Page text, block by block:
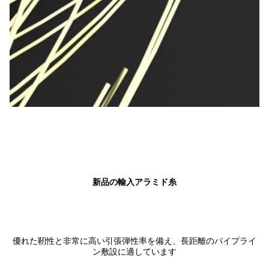
新品の輸入アラミド糸
優れた靭性と非常に高い引張弾性率を備え、長距離のパイプライ
ン敷設に適しています